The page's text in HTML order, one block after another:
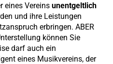
eines Vereins unentgeltlich
und ihre Leistungen
erbringen. ABER
können Sie
darf auch ein
eines Musikvereins, der